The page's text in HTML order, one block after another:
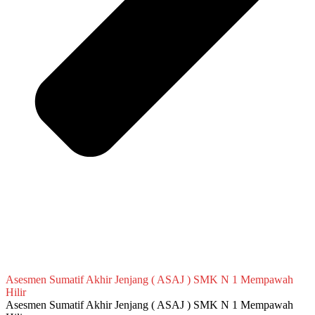
Asesmen Sumatif Akhir Jenjang ( ASAJ ) SMK N 1 Mempawah
Hilir
Asesmen Sumatif Akhir Jenjang ( ASAJ ) SMK N 1 Mempawah